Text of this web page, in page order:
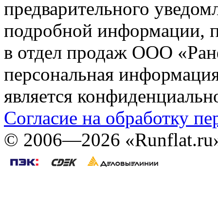
предварительного
подробной информации,
в отдел продаж ООО
персональная
является
Согласие на обработку
© 2006—2026